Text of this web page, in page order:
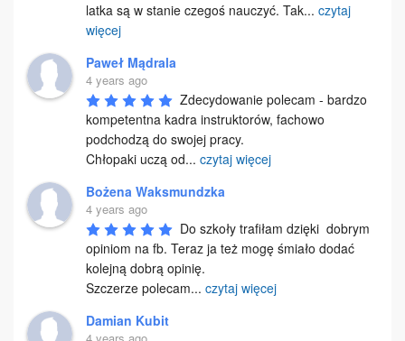
latka są w stanie czegoś nauczyć. Tak... czytaj
więcej
Paweł Mądrala
4 years ago
Zdecydowanie polecam - bardzo
kompetentna kadra instruktorów, fachowo
podchodzą do swojej pracy.
Chłopaki uczą od... czytaj więcej
Bożena Waksmundzka
4 years ago
Do szkoły trafiłam dzięki  dobrym
opiniom na fb. Teraz ja też mogę śmiało dodać
kolejną dobrą opinię.
Szczerze polecam... czytaj więcej
Damian Kubit